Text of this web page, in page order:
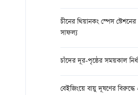
চীনের থিয়ানকং স্পেস
সাফল্য
চাঁদের দূর-পৃষ্ঠের সময়কাল
বেইজিংয়ে বায়ু দূষণের